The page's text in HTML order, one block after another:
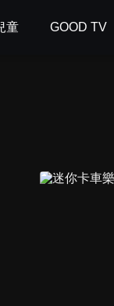
童 GOOD TV